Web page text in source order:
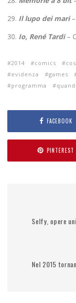
29. Il lupo dei mari–
30. Io, René Tardi–
2014 comics
evidenza
games
programma
FACEBOOK
PINTEREST
Selfy, opere
Nel 2015